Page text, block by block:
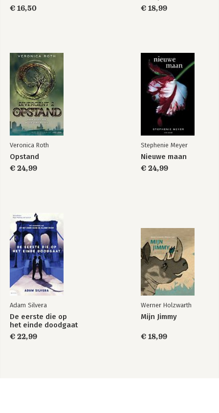
€ 16,50
€ 18,99
Veronica Roth
Opstand
€ 24,99
Stephenie Meyer
Nieuwe maan
€ 24,99
Adam Silvera
De eerste die op
het einde doodgaat
€ 22,99
Werner Holzwarth
Mijn Jimmy
€ 18,99